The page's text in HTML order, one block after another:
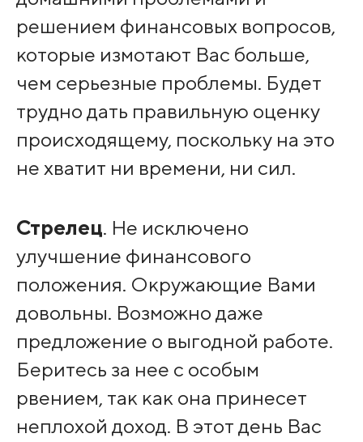
решением финансовых вопросов,
которые измотают Вас больше,
чем серьезные проблемы. Будет
трудно дать правильную оценку
происходящему, поскольку на это
не хватит ни времени, ни сил.
Стрелец. Не исключено
улучшение финансового
положения. Окружающие Вами
довольны. Возможно даже
предложение о выгодной работе.
Беритесь за нее с особым
рвением, так как она принесет
неплохой доход. В этот день Вас